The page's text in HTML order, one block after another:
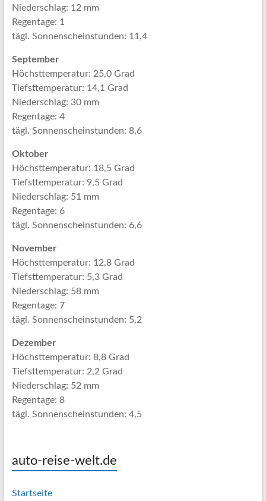
Niederschlag: 12 mm
Regentage: 1
tägl. Sonnenscheinstunden: 11,4
September
Höchsttemperatur: 25,0 Grad
Tiefsttemperatur: 14,1 Grad
Niederschlag: 30 mm
Regentage: 4
tägl. Sonnenscheinstunden: 8,6
Oktober
Höchsttemperatur: 18,5 Grad
Tiefsttemperatur: 9,5 Grad
Niederschlag: 51 mm
Regentage: 6
tägl. Sonnenscheinstunden: 6,6
November
Höchsttemperatur: 12,8 Grad
Tiefsttemperatur: 5,3 Grad
Niederschlag: 58 mm
Regentage: 7
tägl. Sonnenscheinstunden: 5,2
Dezember
Höchsttemperatur: 8,8 Grad
Tiefsttemperatur: 2,2 Grad
Niederschlag: 52 mm
Regentage: 8
tägl. Sonnenscheinstunden: 4,5
auto-reise-welt.de
Startseite